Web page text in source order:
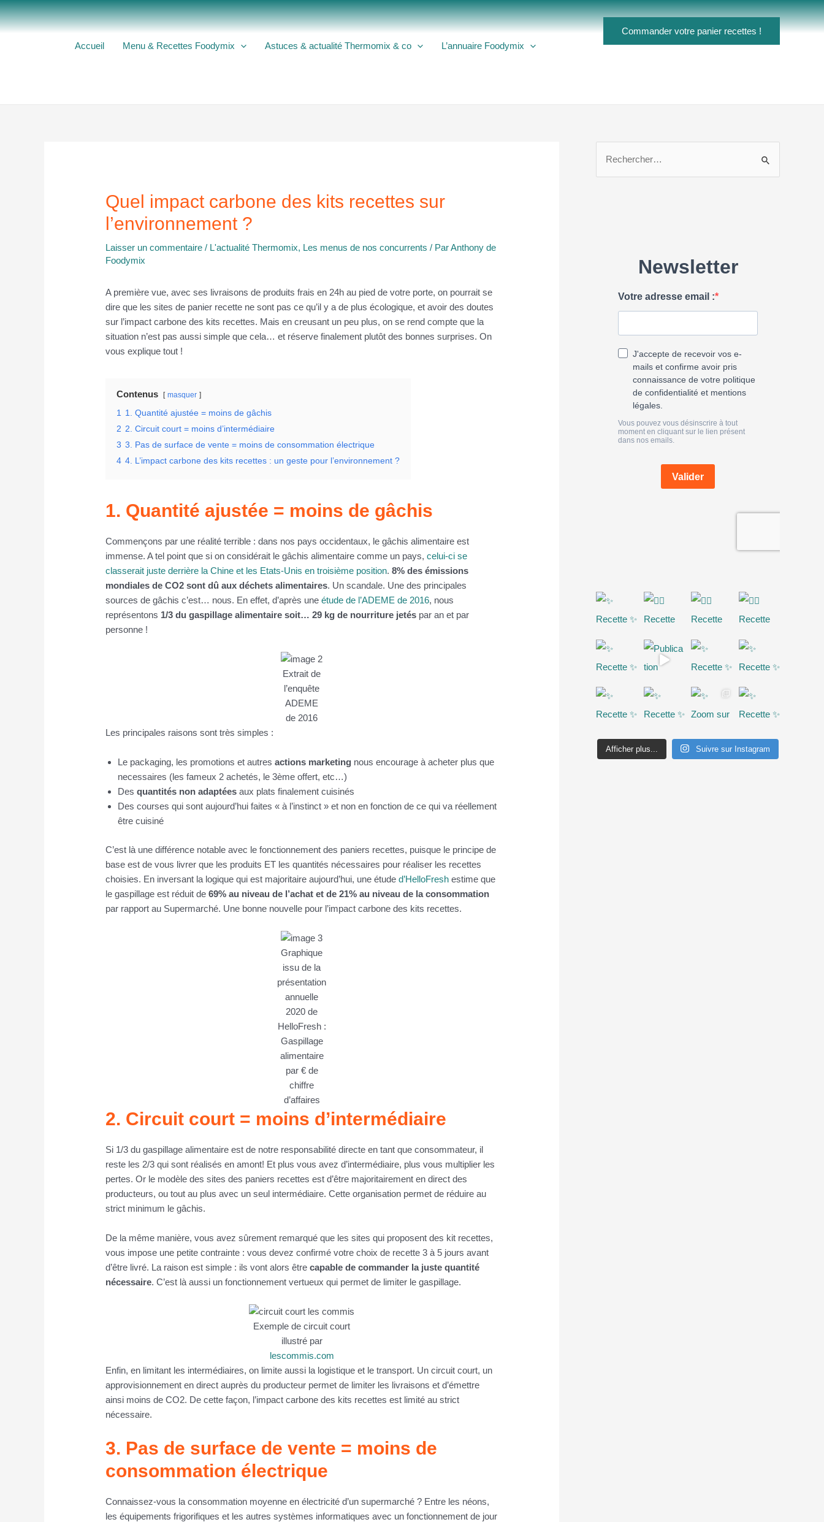
Aller
au
Accueil
Menu & Recettes Foodymix Astuces & actualité Thermomix & co L’annuaire Foodymix
Commander votre panier recettes !
Quel impact carbone des kits recettes sur
l’environnement ?
Laisser un commentaire / L'actualité Thermomix, Les menus de nos concurrents / ParAnthony de
Foodymix
A première vue, avec ses livraisons de produits frais en 24h au pied de votre porte, on pourrait se
dire que les sites de panier recette ne sont pas ce qu’il y a de plus écologique, et avoir des doutes
sur l’impact carbone des kits recettes. Mais en creusant un peu plus, on se rend compte que la
situation n’est pas aussi simple que cela… et réserve finalement plutôt des bonnes surprises. On
vous explique tout !
Contenus masquer
1 1. Quantité ajustée = moins de gâchis
2 2. Circuit court = moins d’intermédiaire
3 3. Pas de surface de vente = moins de consommation électrique
4 4. L’impact carbone des kits recettes : un geste pour l’environnement ?
1. Quantité ajustée = moins de gâchis
Commençons par une réalité terrible : dans nos pays occidentaux, le gâchis alimentaire est
immense. A tel point que si on considérait le gâchis alimentaire comme un pays,celui-ci se
classerait juste derrière la Chine et les Etats-Unis en troisième position.8% des émissions
mondiales de CO2 sont dû aux déchets alimentaires. Un scandale. Une des principales
sources de gâchis c’est… nous. En effet, d’après uneétude de l’ADEME de 2016, nous
représentons 1/3 du gaspillage alimentaire soit… 29 kg de nourriture jetés par an et par
personne !
Extrait de
l’enquête
ADEME
de 2016
Les principales raisons sont très simples :
Le packaging, les promotions et autresactions marketing nous encourage à acheter plus que
necessaires (les fameux 2 achetés, le 3ème offert, etc…)
Desquantités non adaptées aux plats finalement cuisinés
Des courses qui sont aujourd’hui faites « à l’instinct » et non en fonction de ce qui va réellement
être cuisiné
C’est là une différence notable avec le fonctionnement des paniers recettes, puisque le principe de
base est de vous livrer que les produits ET les quantités nécessaires pour réaliser les recettes
choisies. En inversant la logique qui est majoritaire aujourd’hui, une étuded’HelloFreshestime que
le gaspillage est réduit de 69% au niveau de l’achat et de 21% au niveau de la consommation
par rapport au Supermarché. Une bonne nouvelle pour l’impact carbone des kits recettes.
Graphique
issu de la
présentation
annuelle
2020 de
HelloFresh :
Gaspillage
alimentaire
par € de
chiffre
d’affaires
2. Circuit court = moins d’intermédiaire
Si 1/3 du gaspillage alimentaire est de notre responsabilité directe en tant que consommateur, il
reste les 2/3 qui sont réalisés en amont! Et plus vous avez d’intermédiaire, plus vous multiplier les
pertes. Or le modèle des sites des paniers recettes est d’être majoritairement en direct des
producteurs, ou tout au plus avec un seul intermédiaire. Cette organisation permet de réduire au
strict minimum le gâchis.
De la même manière, vous avez sûrement remarqué que les sites qui proposent des kit recettes,
vous impose une petite contrainte : vous devez confirmé votre choix de recette 3 à 5 jours avant
d’être livré. La raison est simple : ils vont alors êtrecapable de commander la juste quantité
nécessaire. C’est là aussi un fonctionnement vertueux qui permet de limiter le gaspillage.
Exemple de circuit court
illustré par
lescommis.com
Enfin, en limitant les intermédiaires, on limite aussi la logistique et le transport. Un circuit court, un
approvisionnement en direct auprès du producteur permet de limiter les livraisons et d’émettre
ainsi moins de CO2. De cette façon, l’impact carbone des kits recettes est limité au strict
nécessaire.
3. Pas de surface de vente = moins de
consommation électrique
Connaissez-vous la consommation moyenne en électricité d’un supermarché ? Entre les néons,
les équipements frigorifiques et les autres systèmes informatiques avec un fonctionnement de jour
Afficher plus... Suivre sur Instagram